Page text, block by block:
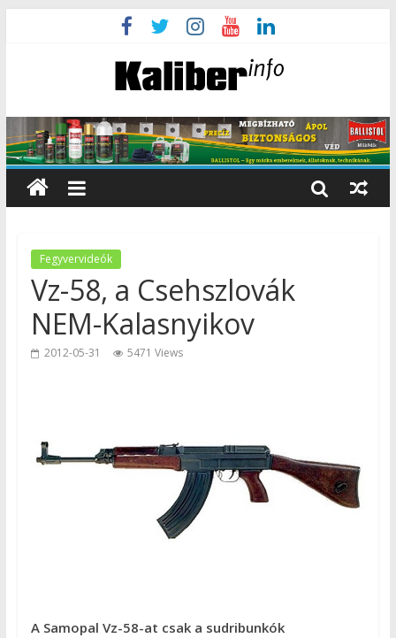
Fegyvervideók
Vz-58, a Csehszlovák
NEM-Kalasnyikov
2012-05-31 5471 Views
A Samopal Vz-58-at csak a sudribunkók